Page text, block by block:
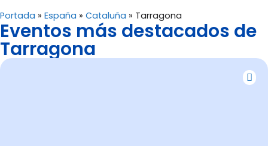
Portada » España » Cataluña » Tarragona
Eventos más destacados de
Tarragona